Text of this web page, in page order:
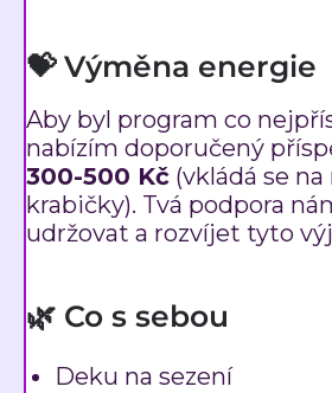
💝 Výměna energie
Aby byl program co
nabízím doporučený
300-500 Kč (vkládá se
krabičky). Tvá podpora
udržovat a rozvíjet tyto
🌿 Co s sebou
Deku na sezení